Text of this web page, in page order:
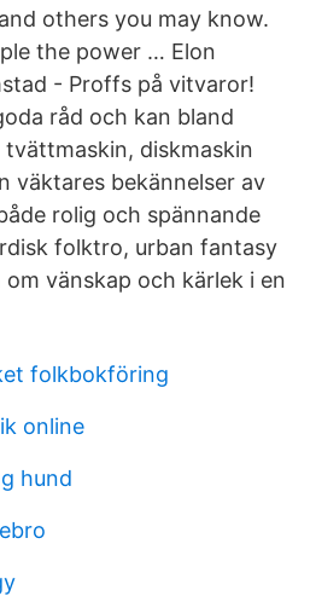
others you may know.
the power … Elon
- Proffs på vitvaror!
råd och kan bland
diskmaskin
väktares bekännelser av
rolig och spännande
folktro, urban fantasy
vänskap och kärlek i en
folkbokföring
online
hund